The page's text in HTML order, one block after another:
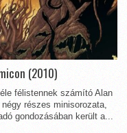
(2010)
félistennek számító Alan
részes minisorozata,
gondozásában került a...